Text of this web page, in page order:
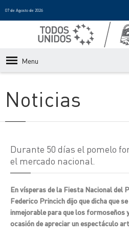
07 de Agosto de 2026
Menu
Noticias
Durante 50 días el pomelo
el mercado nacional.
En vísperas de la Fiesta Nacional del
Federico Princich dijo que dicha que
inmejorable para que los formoseños
ocasión de apreciar un espectáculo